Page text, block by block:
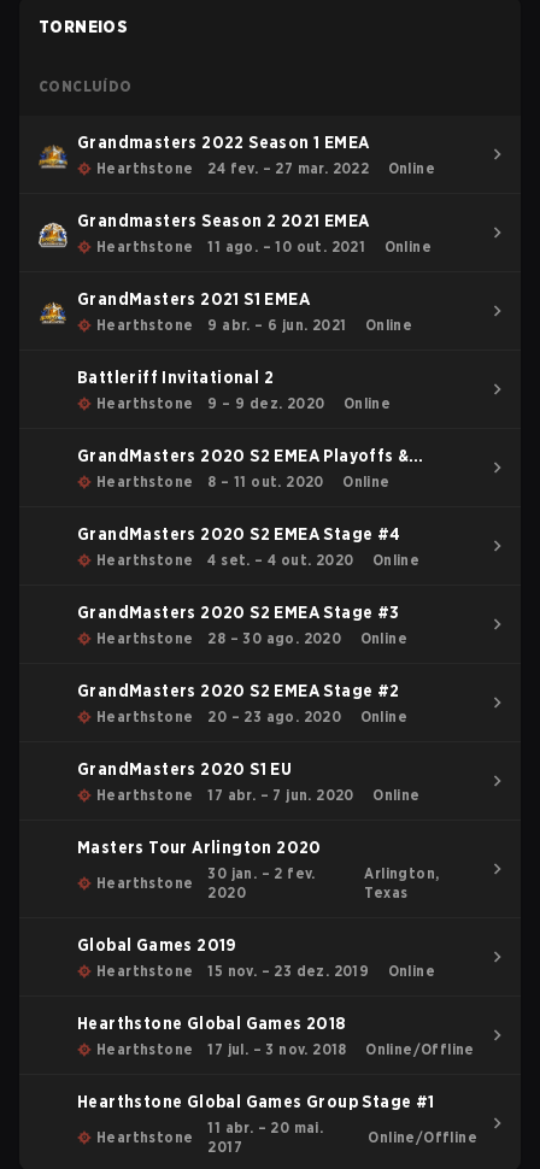
TORNEIOS
CONCLUÍDO
Grandmasters 2022 Season 1 EMEA
Hearthstone 24 fev. – 27 mar. 2022 Online
Grandmasters Season 2 2021 EMEA
Hearthstone 11 ago. – 10 out. 2021 Online
GrandMasters 2021 S1 EMEA
Hearthstone 9 abr. – 6 jun. 2021 Online
Battleriff Invitational 2
Hearthstone 9 – 9 dez. 2020 Online
GrandMasters 2020 S2 EMEA Playoffs &
Relegation
Hearthstone 8 – 11 out. 2020 Online
GrandMasters 2020 S2 EMEA Stage #4
Hearthstone 4 set. – 4 out. 2020 Online
GrandMasters 2020 S2 EMEA Stage #3
Hearthstone 28 – 30 ago. 2020 Online
GrandMasters 2020 S2 EMEA Stage #2
Hearthstone 20 – 23 ago. 2020 Online
GrandMasters 2020 S1 EU
Hearthstone 17 abr. – 7 jun. 2020 Online
Masters Tour Arlington 2020
Hearthstone
30 jan. – 2 fev.
2020
Arlington,
Texas
Global Games 2019
Hearthstone 15 nov. – 23 dez. 2019 Online
Hearthstone Global Games 2018
Hearthstone 17 jul. – 3 nov. 2018 Online/Offline
Hearthstone Global Games Group Stage #1
Hearthstone
11 abr. – 20 mai.
2017
Online/Offline